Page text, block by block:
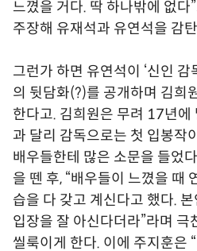
느꼈을 거다. 딱 하나밖에 없다
주장해 유재석과 유연석을 감
그런가 하면 유연석이 ‘신인 감
의 뒷담화(?)를 공개하며 김희
한다고. 김희원은 무려 17년에
과 달리 감독으로는 첫 입봉작
배우들한테 많은 소문을 들었
을 뗀 후, “배우들이 느꼈을 때
습을 다 갖고 계신다고 했다.
입장을 잘 아신다더라”라며 극
씰룩이게 한다. 이에 주지훈은